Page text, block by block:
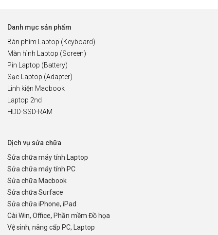
Danh mục sản phẩm
Bàn phím Laptop (Keyboard)
Màn hình Laptop (Screen)
Pin Laptop (Battery)
Sạc Laptop (Adapter)
Linh kiện Macbook
Laptop 2nd
HDD-SSD-RAM
Dịch vụ sửa chữa
Sửa chữa máy tính Laptop
Sửa chữa máy tính PC
Sửa chữa Macbook
Sửa chữa Surface
Sửa chữa iPhone, iPad
Cài Win, Office, Phần mềm Đồ họa
Vệ sinh, nâng cấp PC, Laptop